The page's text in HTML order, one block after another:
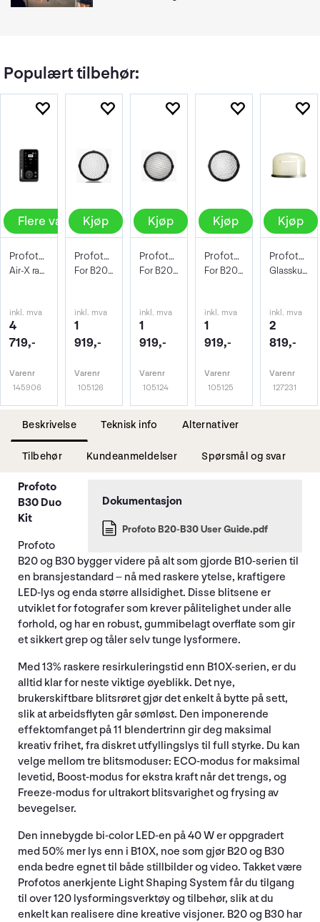
Populært tilbehør:
Flere valg
Profoto Connect Pro
Air-X radioutløser
inkl. mva
4
719,-
Varenr
145906
Kjøp
Profoto Grid 100mm 20° Flat Front Blits
For B20, B30, Pro-B3 m.fl.
inkl. mva
1
919,-
Varenr
105126
Kjøp
Profoto Grid 100mm 5° Flat Front blits
For B20, B30, Pro-B3 m.fl
inkl. mva
1
919,-
Varenr
105124
Kjøp
Profoto Grid 100mm 10° Flat Front blits
For B20, B30, Pro-B3 m.fl.
inkl. mva
1
919,-
Varenr
105125
Kjøp
Profoto Glass Cover flat front -600 K
Glasskuppel til Pro-D og B lamper
inkl. mva
2
819,-
Varenr
127231
Beskrivelse Teknisk info Alternativer
Tilbehør Kundeanmeldelser Spørsmål og svar
Profoto B20-B30 User Guide.pdf
Profoto
B30 Duo
Kit
Profoto
B20 og B30 bygger videre på alt som gjorde B10-serien til
en bransjestandard – nå med raskere ytelse, kraftigere
LED-lys og enda større allsidighet. Disse blitsene er
utviklet for fotografer som krever pålitelighet under alle
forhold, og har en robust, gummibelagt overflate som gir
et sikkert grep og tåler selv tunge lysformere.
Med 13% raskere resirkuleringstid enn B10X-serien, er du
alltid klar for neste viktige øyeblikk. Det nye,
brukerskiftbare blitsrøret gjør det enkelt å bytte på sett,
slik at arbeidsflyten går sømløst. Den imponerende
effektomfanget på 11 blendertrinn gir deg maksimal
kreativ frihet, fra diskret utfyllingslys til full styrke. Du kan
velge mellom tre blitsmoduser: ECO-modus for maksimal
levetid, Boost-modus for ekstra kraft når det trengs, og
Freeze-modus for ultrakort blitsvarighet og frysing av
bevegelser.
Den innebygde bi-color LED-en på 40 W er oppgradert
med 50% mer lys enn i B10X, noe som gjør B20 og B30
enda bedre egnet til både stillbilder og video. Takket være
Profotos anerkjente Light Shaping System får du tilgang
til over 120 lysformingsverktøy og tilbehør, slik at du
enkelt kan realisere dine kreative visjoner. B20 og B30 har